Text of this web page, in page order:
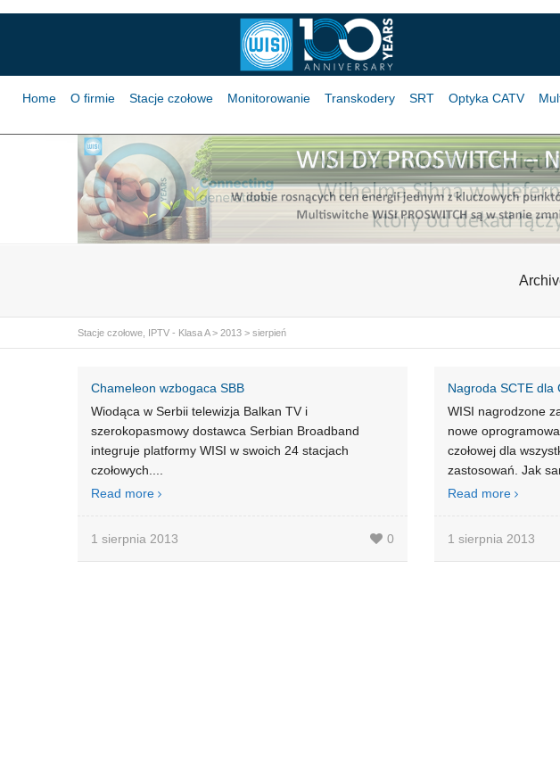
Home O firmie Stacje czołowe Monitorowanie Transkodery SRT Optyka CATV
Stacje czołowe, IPTV - Klasa A> 2013 > sierpień
Chameleon wzbogaca SBB
Wiodąca w Serbii telewizja Balkan TV i
szerokopasmowy dostawca Serbian Broadband
integruje platformy WISI w swoich 24 stacjach
czołowych....
Read more
1 sierpnia 2013 0
Nagroda SCTE dla
WISI nagrodzone
nowe
czołowej dla
zastosowań. Jak
Read more
1 sierpnia 2013